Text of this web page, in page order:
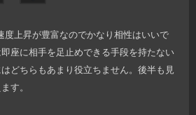
度上昇が豊富なのでかなり相性はいいで
座に相手を足止めできる手段を持たない
どちらもあまり役立ちません。後半も見
す。